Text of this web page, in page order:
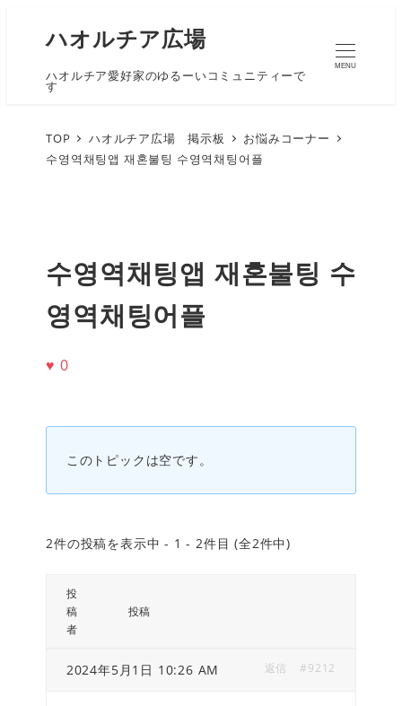
ハオルチア広場
ハオルチア愛好家のゆるーいコミュニティーで
す
MENU
TOP ハオルチア広場 掲示板
お悩みコーナー
수영역채팅앱 재혼불팅 수영역채팅어플
수영역채팅앱 재혼불팅 수
영역채팅어플
♥ 0
このトピックは空です。
2件の投稿を表示中 - 1 - 2件目 (全2件中)
投
稿
者
投稿
2024年5月1日 10:26 AM #9212
返信